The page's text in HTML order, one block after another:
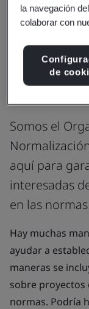
Puede
en las
Somos el
aquí para
interesadas
en las
Hay muchas
ayudar a
maneras se
sobre proyectos
normas. Podría
la navegación
colaborar con
de